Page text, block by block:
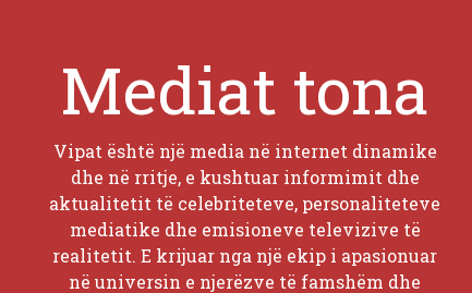
Mediat tona
Vipat është një media në internet dinamike
dhe në rritje, e kushtuar informimit dhe
aktualitetit të celebriteteve, personaliteteve
mediatike dhe emisioneve televizive të
realitetit. E krijuar nga një ekip i apasionuar
në universin e njerëzve të famshëm dhe